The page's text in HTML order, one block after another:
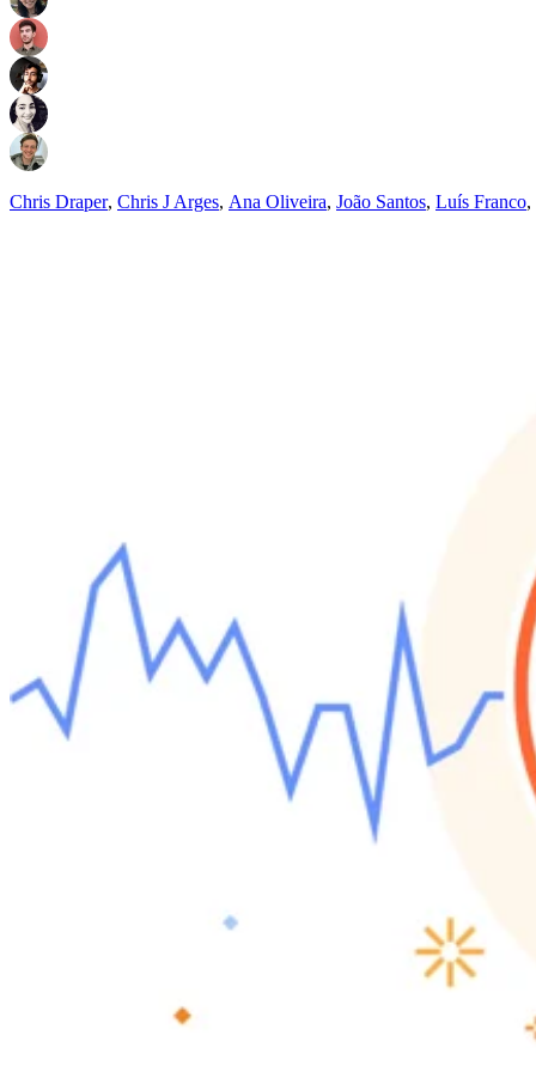
Chris Draper, Chris J Arges, Ana Oliveira, João Santos, Luís Franco,